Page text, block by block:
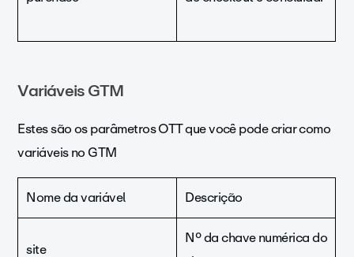
Variáveis GTM
Estes são os parâmetros OTT que você pode criar como
variáveis no GTM
Nome da variável Descrição
site
Nº da chave numérica do